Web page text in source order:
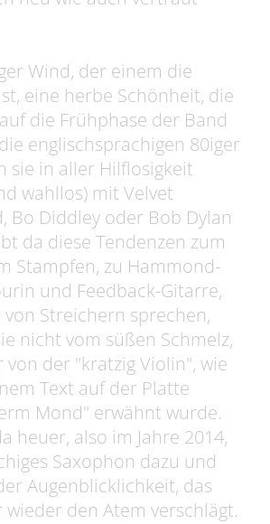
Wind, der einem die
eine herbe Schönheit, die
die Frühphase der Band
englischsprachigen 80iger
sie in aller Hilflosigkeit
wahllos) mit Velvet
Bo Diddley oder Bob Dylan
da diese Tendenzen zum
Stampfen, zu Hammond-
und Feedback-Gitarre,
von Streichern sprechen,
nicht vom süßen Schmelz,
der "kratzig Violin", wie
Text auf der Platte
Mond" erwähnt wurde.
heuer, also im Jahre 2014,
Saxophon dazu und
Augenblicklichkeit, das
den Atem verschlägt.